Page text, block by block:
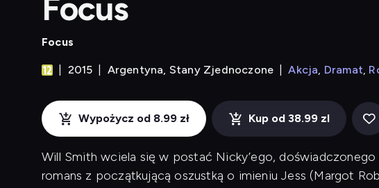
Focus
Focus
2015 Argentyna, Stany Zjednoczone Akcja Dramat
Wypożycz od 8.99 zł Kup od 38.99 zl
Will Smith wciela się w postać Nicky’ego,
romans z początkującą oszustką o imieniu Jess (Margot